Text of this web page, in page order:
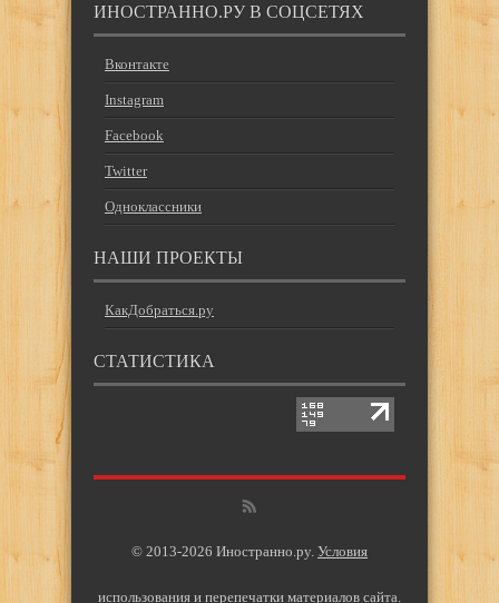
ИНОСТРАННО.РУ В СОЦСЕТЯХ
Вконтакте
Instagram
Facebook
Twitter
Одноклассники
НАШИ ПРОЕКТЫ
КакДобраться.ру
СТАТИСТИКА
© 2013-2026 Иностранно.ру. Условия
использования и перепечатки материалов сайта